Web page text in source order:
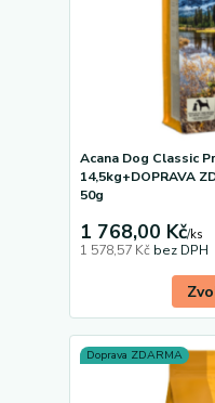
Acana Dog Classic
14,5kg+DOPRAVA
50g
1 768,00 Kč/ks
1 578,57 Kč bez DPH
Doprava ZDARMA